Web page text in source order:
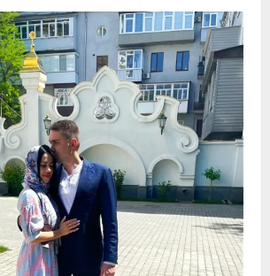
Мартыновская
муж:
история
брака,
развода
и
новой
любви